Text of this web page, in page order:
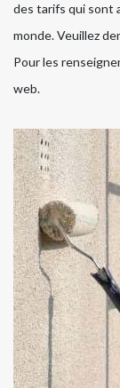
des tarifs qui sont
monde. Veuillez
Pour les
web.